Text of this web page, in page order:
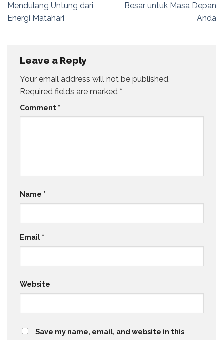
Mendulang Untung dari
Energi Matahari
Besar untuk Masa Depan
Anda
Leave a Reply
Your email address will not be published.
Required fields are marked *
Comment *
Name *
Email *
Website
Save my name, email, and website in this